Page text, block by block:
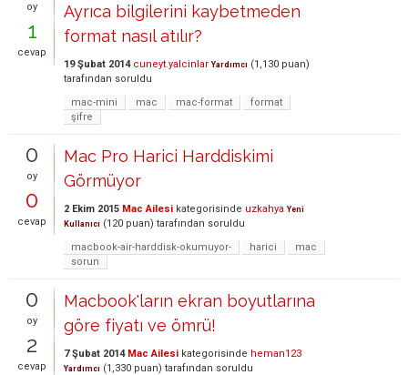
oy
1
cevap
Ayrıca bilgilerini kaybetmeden
format nasıl atılır?
19 Şubat 2014 cuneyt.yalcinlar Yardımcı (1,130 puan)
tarafından soruldu
mac-mini
mac mac-format
format
şifre
0
oy
0
cevap
Mac Pro Harici Harddiskimi
Görmüyor
2 Ekim 2015 Mac Ailesi kategorisinde uzkahya Yeni
Kullanıcı (120 puan) tarafından soruldu
macbook-air-harddisk-okumuyor-
harici
mac
sorun
0
oy
2
cevap
Macbook'ların ekran boyutlarına
göre fiyatı ve ömrü!
7 Şubat 2014 Mac Ailesi kategorisinde heman123
Yardımcı (1,330 puan) tarafından soruldu